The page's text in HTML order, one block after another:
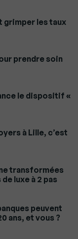
grimper les taux
prendre soin
le dispositif «
à Lille, c’est
transformées
luxe à 2 pas
peuvent
ans, et vous ?